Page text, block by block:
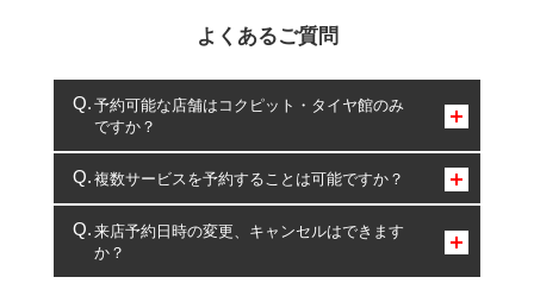
よくあるご質問
予約可能な店舗はコクピット・タイヤ館のみ
ですか？
コクピット・タイヤ館のみとなります。
複数サービスを予約することは可能ですか？
複数サービスのご予約は可能です。
一部の商品・サービスの組み合わせに限り、同時にご予約が
出来ないものもございます。
来店予約日時の変更、キャンセルはできます
か？